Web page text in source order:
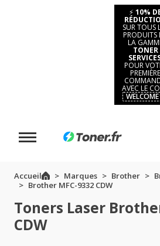
⚡ 10%
SUR TOUS
PRODUITS
LA
TONER
POUR
PREMIÈRE
AVEC LE
Accueil Marques Brother
Brother MFC-9332 CDW
Toners Laser
CDW